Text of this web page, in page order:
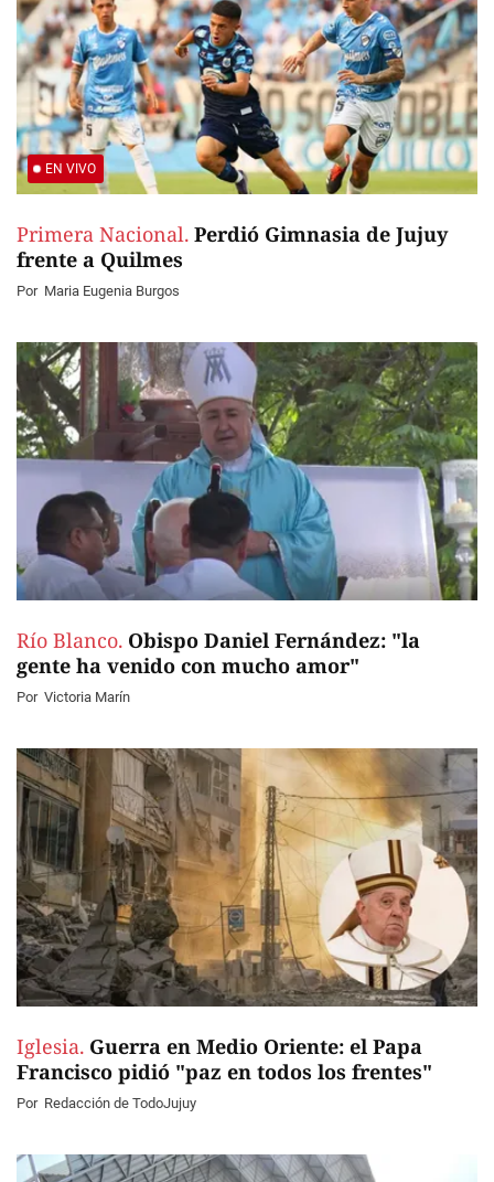
EN VIVO
Primera Nacional. Perdió Gimnasia de Jujuy
frente a Quilmes
Por Maria Eugenia Burgos
Río Blanco. Obispo Daniel Fernández: "la
gente ha venido con mucho amor"
Por Victoria Marín
Iglesia. Guerra en Medio Oriente: el Papa
Francisco pidió "paz en todos los frentes"
Por Redacción de TodoJujuy